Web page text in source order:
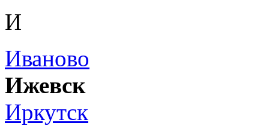
И
Иваново
Ижевск
Иркутск